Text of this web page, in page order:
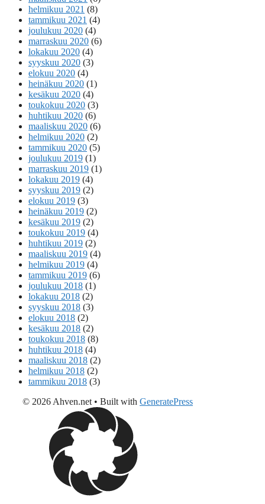
helmikuu 2021 (8)
tammikuu 2021 (4)
joulukuu 2020 (4)
marraskuu 2020 (6)
lokakuu 2020 (4)
syyskuu 2020 (3)
elokuu 2020 (4)
heinäkuu 2020 (1)
kesäkuu 2020 (4)
toukokuu 2020 (3)
huhtikuu 2020 (6)
maaliskuu 2020 (6)
helmikuu 2020 (2)
tammikuu 2020 (5)
joulukuu 2019 (1)
marraskuu 2019 (1)
lokakuu 2019 (4)
syyskuu 2019 (2)
elokuu 2019 (3)
heinäkuu 2019 (2)
kesäkuu 2019 (2)
toukokuu 2019 (4)
huhtikuu 2019 (2)
maaliskuu 2019 (4)
helmikuu 2019 (4)
tammikuu 2019 (6)
joulukuu 2018 (1)
lokakuu 2018 (2)
syyskuu 2018 (3)
elokuu 2018 (2)
kesäkuu 2018 (2)
toukokuu 2018 (8)
huhtikuu 2018 (4)
maaliskuu 2018 (2)
helmikuu 2018 (2)
tammikuu 2018 (3)
© 2026 Ahven.net• Built with GeneratePress